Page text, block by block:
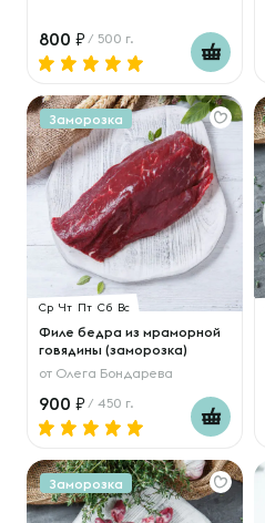
800 / 500 г.
Заморозка
Ср Чт Пт Сб Вс
Филе бедра из мраморной
говядины (заморозка)
от Олега Бондарева
900 / 450 г.
Заморозка